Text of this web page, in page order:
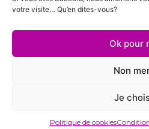
votre visite… Qu’en dites-vous?
Ok pour
Non
Je
Politique de cookies